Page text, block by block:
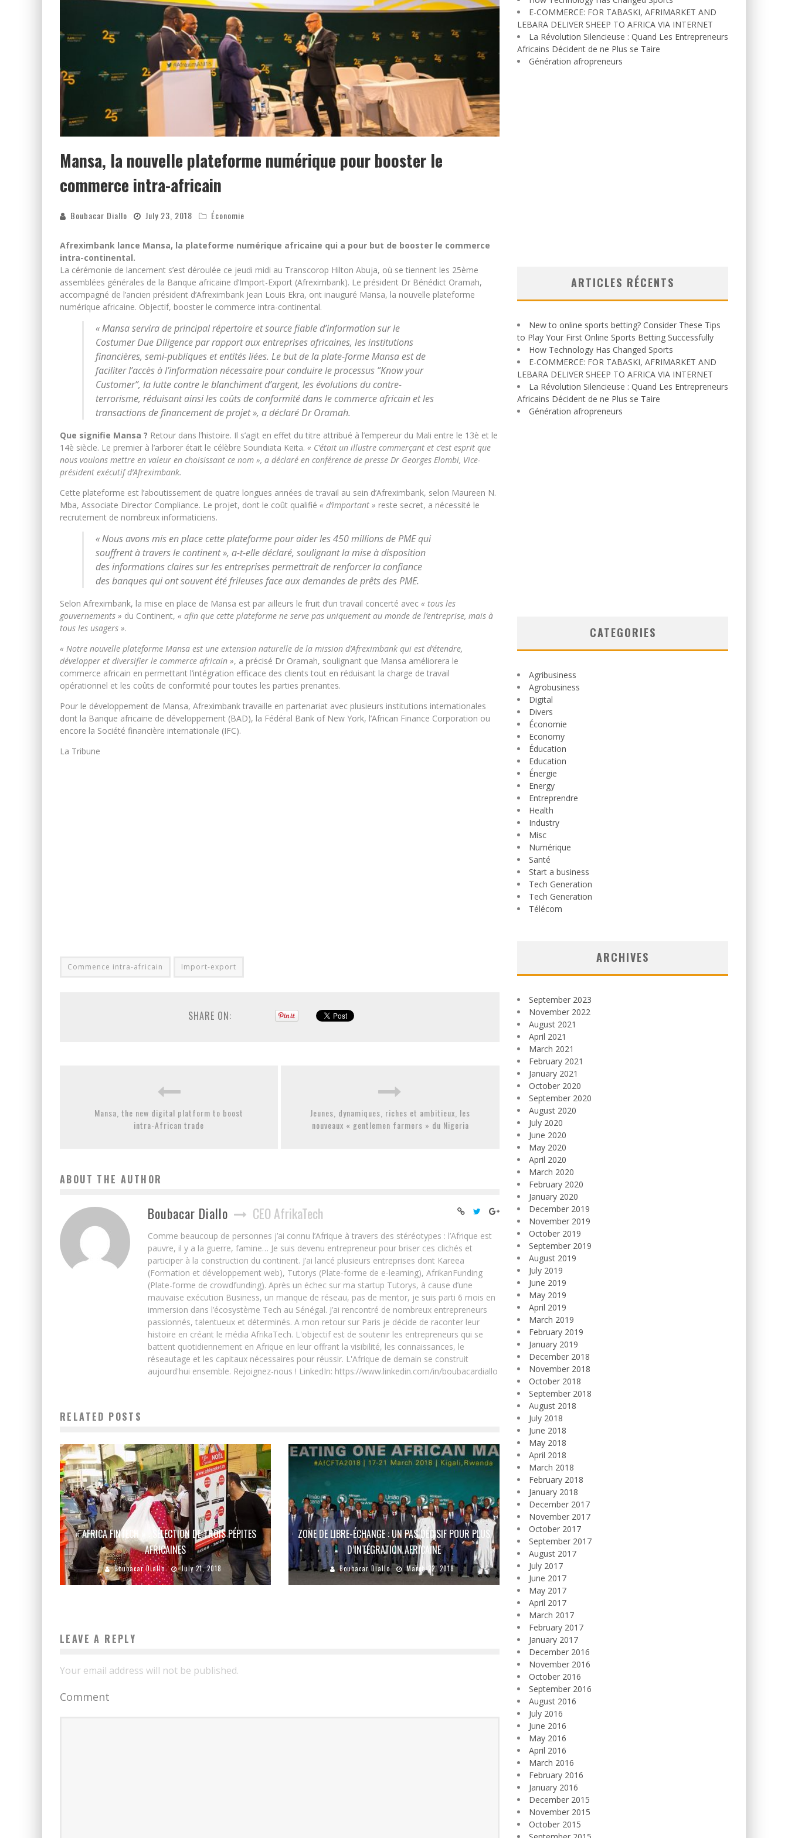
Mansa, la nouvelle plateforme numérique pour booster le
commerce intra-africain
Boubacar Diallo July 23, 2018 Économie
Afreximbank lance Mansa, la plateforme numérique africaine qui a pour but de booster le commerce
intra-continental.
La cérémonie de lancement s’est déroulée ce jeudi midi au Transcorop Hilton Abuja, où se tiennent les 25ème
assemblées générales de la Banque africaine d’Import-Export (Afreximbank). Le président Dr Bénédict Oramah,
accompagné de l’ancien président d’Afreximbank Jean Louis Ekra, ont inauguré Mansa, la nouvelle plateforme
numérique africaine. Objectif, booster le commerce intra-continental.
« Mansa servira de principal répertoire et source fiable d’information sur le
Costumer Due Diligence par rapport aux entreprises africaines, les institutions
financières, semi-publiques et entités liées. Le but de la plate-forme Mansa est de
faciliter l’accès à l’information nécessaire pour conduire le processus ”Know your
Customer”, la lutte contre le blanchiment d’argent, les évolutions du contre-
terrorisme, réduisant ainsi les coûts de conformité dans le commerce africain et les
transactions de financement de projet », a déclaré Dr Oramah.
Que signifie Mansa ? Retour dans l’histoire. Il s’agit en effet du titre attribué à l’empereur du Mali entre le 13è et le
14è siècle. Le premier à l’arborer était le célèbre Soundiata Keita. « C’était un illustre commerçant et c’est esprit que
nous voulons mettre en valeur en choisissant ce nom », a déclaré en conférence de presse Dr Georges Elombi, Vice-
président exécutif d’Afreximbank.
Cette plateforme est l’aboutissement de quatre longues années de travail au sein d’Afreximbank, selon Maureen N.
Mba, Associate Director Compliance. Le projet, dont le coût qualifié « d’important » reste secret, a nécessité le
recrutement de nombreux informaticiens.
« Nous avons mis en place cette plateforme pour aider les 450 millions de PME qui
souffrent à travers le continent », a-t-elle déclaré, soulignant la mise à disposition
des informations claires sur les entreprises permettrait de renforcer la confiance
des banques qui ont souvent été frileuses face aux demandes de prêts des PME.
Selon Afreximbank, la mise en place de Mansa est par ailleurs le fruit d’un travail concerté avec « tous les
gouvernements » du Continent, « afin que cette plateforme ne serve pas uniquement au monde de l’entreprise, mais à
tous les usagers ».
« Notre nouvelle plateforme Mansa est une extension naturelle de la mission d’Afreximbank qui est d’étendre,
développer et diversifier le commerce africain », a précisé Dr Oramah, soulignant que Mansa améliorera le
commerce africain en permettant l’intégration efficace des clients tout en réduisant la charge de travail
opérationnel et les coûts de conformité pour toutes les parties prenantes.
Pour le développement de Mansa, Afreximbank travaille en partenariat avec plusieurs institutions internationales
dont la Banque africaine de développement (BAD), la Fédéral Bank of New York, l’African Finance Corporation ou
encore la Société financière internationale (IFC).
La Tribune
Commence intra-africain Import-export
SHARE ON:
Mansa, the new digital platform to boost
intra-African trade
Jeunes, dynamiques, riches et ambitieux, les
nouveaux « gentlemen farmers » du Nigeria
ABOUT THE AUTHOR
Boubacar Diallo CEO AfrikaTech
Comme beaucoup de personnes j’ai connu l’Afrique à travers des stéréotypes : l’Afrique est
pauvre, il y a la guerre, famine… Je suis devenu entrepreneur pour briser ces clichés et
participer à la construction du continent. J’ai lancé plusieurs entreprises dont Kareea
(Formation et développement web), Tutorys (Plate-forme de e-learning), AfrikanFunding
(Plate-forme de crowdfunding). Après un échec sur ma startup Tutorys, à cause d’une
mauvaise exécution Business, un manque de réseau, pas de mentor, je suis parti 6 mois en
immersion dans l’écosystème Tech au Sénégal. J’ai rencontré de nombreux entrepreneurs
passionnés, talentueux et déterminés. A mon retour sur Paris je décide de raconter leur
histoire en créant le média AfrikaTech. L'objectif est de soutenir les entrepreneurs qui se
battent quotidiennement en Afrique en leur offrant la visibilité, les connaissances, le
réseautage et les capitaux nécessaires pour réussir. L'Afrique de demain se construit
aujourd'hui ensemble. Rejoignez-nous ! LinkedIn: https://www.linkedin.com/in/boubacardiallo
RELATED POSTS
« AFRICA FINTECH » : SÉLECTION DE TROIS PÉPITES
AFRICAINES
Boubacar Diallo July 21, 2018
ZONE DE LIBRE-ÉCHANGE : UN PAS DÉCISIF POUR PLUS
D’INTÉGRATION AFRICAINE
Boubacar Diallo March 22, 2018
LEAVE A REPLY
Your email address will not be published.
Comment
E-COMMERCE: FOR TABASKI, AFRIMARKET AND
LEBARA DELIVER SHEEP TO AFRICA VIA INTERNET
La Révolution Silencieuse : Quand Les Entrepreneurs
Africains Décident de ne Plus se Taire
Génération afropreneurs
ARTICLES RÉCENTS
New to online sports betting? Consider These Tips
to Play Your First Online Sports Betting Successfully
How Technology Has Changed Sports
E-COMMERCE: FOR TABASKI, AFRIMARKET AND
LEBARA DELIVER SHEEP TO AFRICA VIA INTERNET
La Révolution Silencieuse : Quand Les Entrepreneurs
Africains Décident de ne Plus se Taire
Génération afropreneurs
CATEGORIES
Agribusiness
Agrobusiness
Digital
Divers
Économie
Economy
Éducation
Education
Énergie
Energy
Entreprendre
Health
Industry
Misc
Numérique
Santé
Start a business
Tech Generation
Tech Generation
Télécom
ARCHIVES
September 2023
November 2022
August 2021
April 2021
March 2021
February 2021
January 2021
October 2020
September 2020
August 2020
July 2020
June 2020
May 2020
April 2020
March 2020
February 2020
January 2020
December 2019
November 2019
October 2019
September 2019
August 2019
July 2019
June 2019
May 2019
April 2019
March 2019
February 2019
January 2019
December 2018
November 2018
October 2018
September 2018
August 2018
July 2018
June 2018
May 2018
April 2018
March 2018
February 2018
January 2018
December 2017
November 2017
October 2017
September 2017
August 2017
July 2017
June 2017
May 2017
April 2017
March 2017
February 2017
January 2017
December 2016
November 2016
October 2016
September 2016
August 2016
July 2016
June 2016
May 2016
April 2016
March 2016
February 2016
January 2016
December 2015
November 2015
October 2015